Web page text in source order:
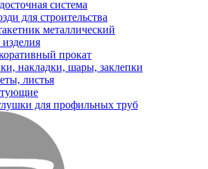
система
для строительства
металлический
прокат
накладки, шары, заклепки
листья
для профильных труб